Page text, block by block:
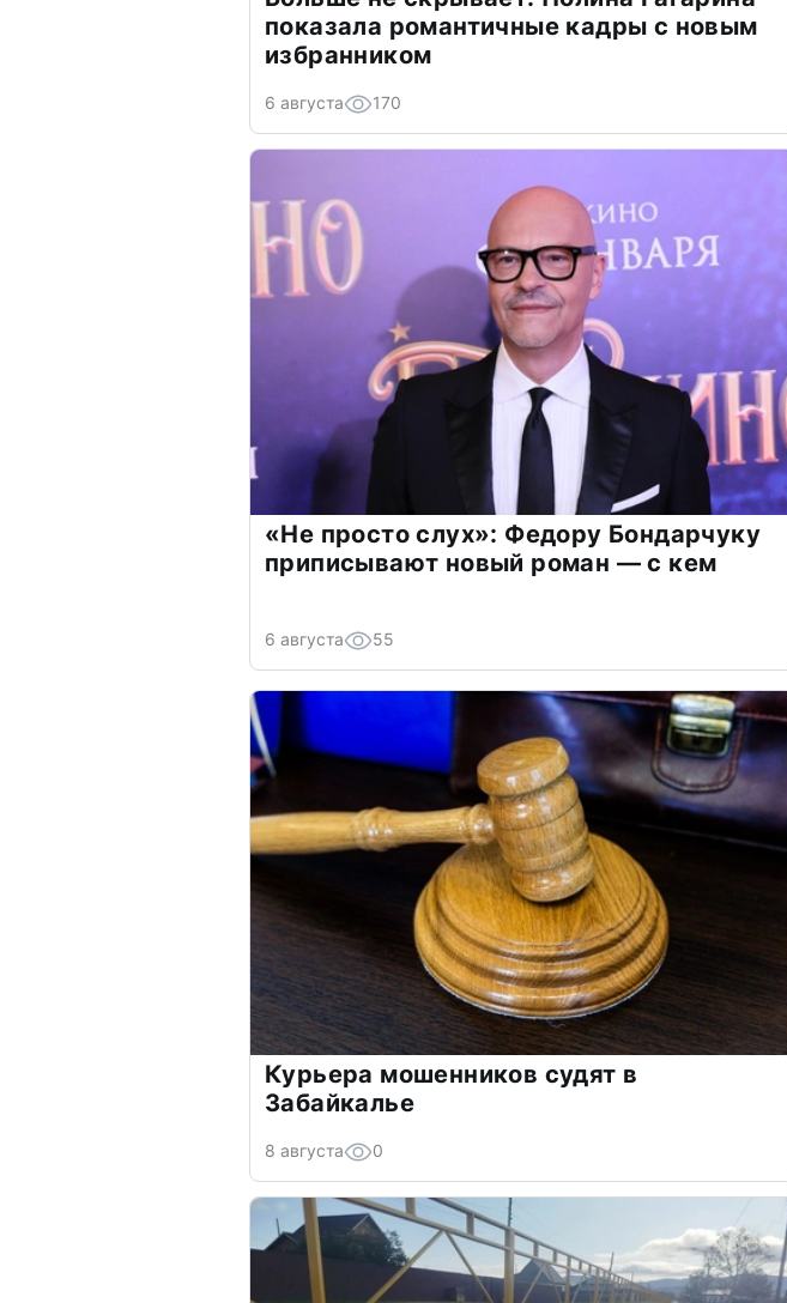
показала романтичные кадры с новым
избранником
6 августа 170
«Не просто слух»: Федору Бондарчуку
приписывают новый роман — с кем
6 августа 55
Курьера мошенников судят в
Забайкалье
8 августа 0